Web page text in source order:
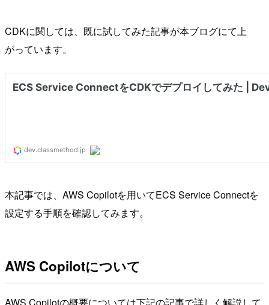
CDKに関しては、既に試してみた記事が本ブログにて上
がっています。
本記事では、AWS Copilotを用いてECS Service Connectを
設定する手順を確認してみます。
AWS Copilotについて